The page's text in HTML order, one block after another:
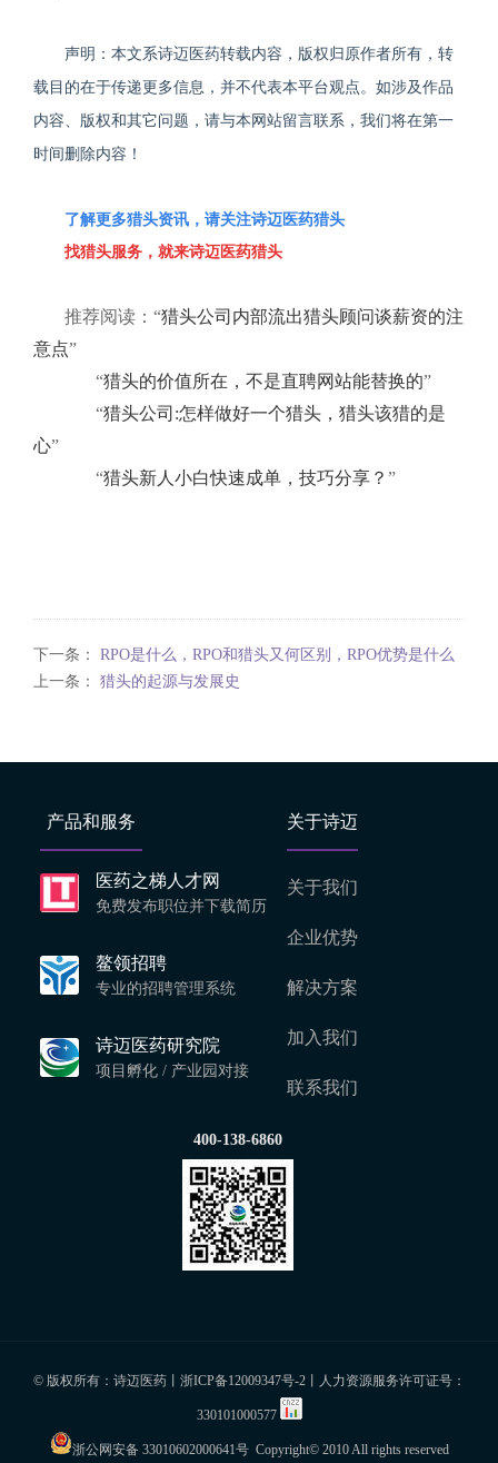
声明：本文系诗迈医药转载内容，版权归原作者所有，转
载目的在于传递更多信息，并不代表本平台观点。如涉及作品
内容、版权和其它问题，请与本网站留言联系，我们将在第一
时间删除内容！
了解更多猎头资讯，请关注诗迈医药猎头
找猎头服务 ，就来诗迈医药猎头
推荐阅读：“猎头公司内部流出猎头顾问谈薪资的注
意点”
“猎头的价值所在，不是直聘网站能替换的”
“猎头公司:怎样做好一个猎头，猎头该猎的是
心”
“猎头新人小白快速成单，技巧分享？ ”
下一条： RPO是什么，RPO和猎头又何区别，RPO优势是什么
上一条： 猎头的起源与发展史
产品和服务
医药之梯人才网
免费发布职位并下载简历
鳌领招聘
专业的招聘管理系统
诗迈医药研究院
项目孵化 / 产业园对接
关于诗迈
关于我们
企业优势
解决方案
加入我们
联系我们
400-138-6860
© 版权所有：诗迈医药丨 浙ICP备12009347号-2丨人力资源服务许可证号：
330101000577
浙公网安备 33010602000641号Copyright© 2010 All rights reserved